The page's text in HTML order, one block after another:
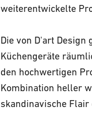
weiterentwickelte
Die von D'art
Küchengeräte
den hochwertigen
Kombination heller
skandinavische